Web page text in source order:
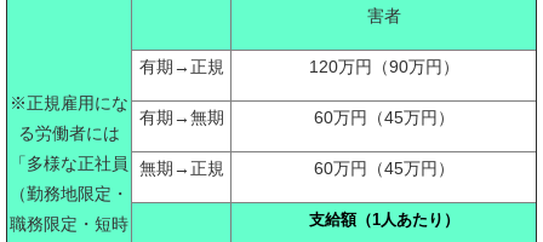
※正規雇用にな
る労働者には
「多様な正社員
（勤務地限定・
職務限定・短時
害者
有期→正規 120万円（90万円）
有期→無期 60万円（45万円）
無期→正規 60万円（45万円）
支給額（1人あたり）